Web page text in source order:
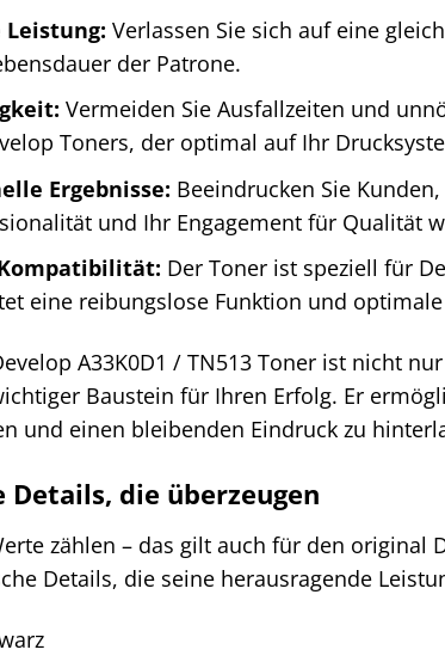
Verlassen Sie sich auf eine
der Patrone.
Vermeiden Sie Ausfallzeiten und
Toners, der optimal auf Ihr
Ergebnisse: Beeindrucken Sie
und Ihr Engagement für Qualität
Der Toner ist speziell für
eine reibungslose Funktion und
A33K0D1 / TN513 Toner ist nicht
Baustein für Ihren Erfolg. Er
und einen bleibenden Eindruck zu
Details, die überzeugen
zählen – das gilt auch für den original
Details, die seine herausragende